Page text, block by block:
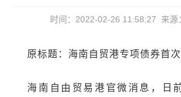
时间：2022-02-26 11:58:27 来源
原标题：海南自贸港专项债券首
海南自由贸易港官微消息，日